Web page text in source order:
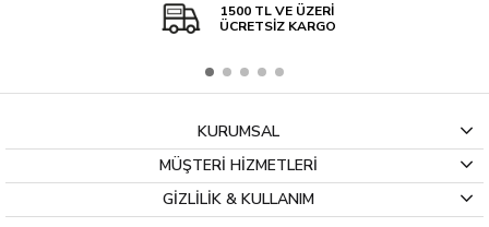
1500 TL VE ÜZERİ
ÜCRETSİZ KARGO
KURUMSAL
MÜŞTERİ HİZMETLERİ
GİZLİLİK & KULLANIM